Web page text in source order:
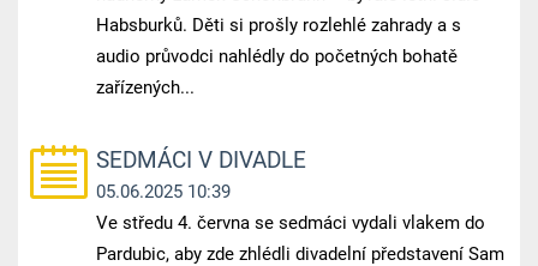
Habsburků. Děti si prošly rozlehlé zahrady a s
audio průvodci nahlédly do početných bohatě
zařízených...
SEDMÁCI V DIVADLE
05.06.2025 10:39
Ve středu 4. června se sedmáci vydali vlakem do
Pardubic, aby zde zhlédli divadelní představení Sam